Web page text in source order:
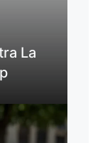
La